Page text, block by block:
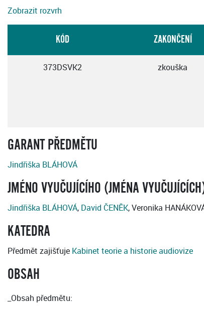
Zobrazit rozvrh
KÓD ZAKONČENÍ
373DSVK2 zkouška
GARANT PŘEDMĚTU
Jindřiška BLÁHOVÁ
JMÉNO VYUČUJÍCÍHO (JMÉNA
Jindřiška BLÁHOVÁ, David ČENĚK, Veronika
KATEDRA
Předmět zajišťuje Kabinet teorie a historie audiovize
OBSAH
_Obsah předmětu: